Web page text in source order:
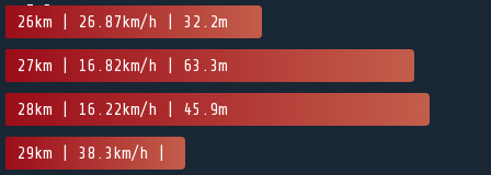
-7.5m
26km | 26.87km/h | 32.2m
27km | 16.82km/h | 63.3m
28km | 16.22km/h | 45.9m
29km | 38.3km/h |